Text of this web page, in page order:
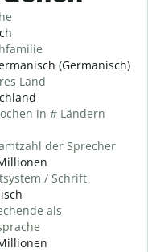
(Germanisch)
Land
in # Ländern
der Sprecher
/ Schrift
als